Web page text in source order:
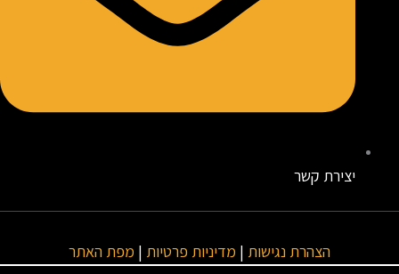
יצירת קשר
הצהרת נגישות| מדיניות פרטיות| מפת האתר